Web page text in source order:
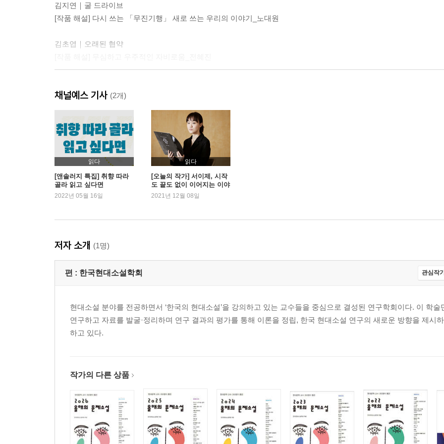
김지연｜굴 드라이브
[작품 해설] 다시 쓰는 「무진기행」 새로 쓰는 우리의 이야기_노대원
김초엽｜오래된 협약
[작품 해설] 현현(顯現)과 각성_김영찬
서이제｜그룹사운드 전집에서 삭제된 곡
[작품 해설] 청춘이 잉태되는 그 밤_박신영
서장원｜망원
[작품 해설] 개조된 거리에 나는 없었다_정은경
이유리｜치즈 달과 비스코티
[작품 해설] 이 테이블과 저 테이블은 얼마나 같고, 또 다른가_임정균
장류진｜펀펀 페스티벌
채널예스 기사 (2개)
읽다
[앤솔러지 특집] 취향 따라
골라 읽고 싶다면
2022년 05월 16일
읽다
[오늘의 작가] 서이제, 시작
도 끝도 없이 이어지는 이야
기
2021년 12월 08일
저자 소개 (1명)
편 : 한국현대소설학회 관심작
현대소설 분야를 전공하면서 ‘한국의 현대소설’을 강의하고 있는 교수들을 중심으로 결성된 연구학회이다. 이 학
연구하고 자료를 발굴·정리하며 연구 결과의 평가를 통해 이론을 정립, 한국 현대소설 연구의 새로운 방향을 제시
하고 있다.
작가의 다른 상품